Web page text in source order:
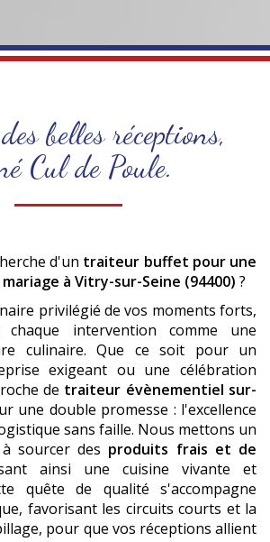
belles réceptions,
Cul de Poule.
d'un traiteur buffet pour une
à Vitry-sur-Seine (94400) ?
privilégié de vos moments forts,
chaque intervention comme une
culinaire. Que ce soit pour un
exigeant ou une célébration
de traiteur évènementiel sur-
une double promesse : l'excellence
sans faille. Nous mettons un
sourcer des produits frais et de
ainsi une cuisine vivante et
quête de qualité s'accompagne
favorisant les circuits courts et la
pour que vos réceptions allient